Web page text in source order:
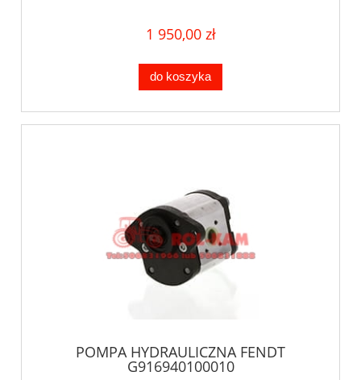
1 950,00 zł
do koszyka
POMPA HYDRAULICZNA FENDT
G916940100010